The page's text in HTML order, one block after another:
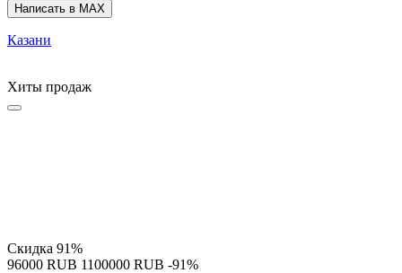
Написать в MAX
Казани
Хиты продаж
Скидка 91%
‍96000‍ RUB ‍1100000‍ RUB -91%